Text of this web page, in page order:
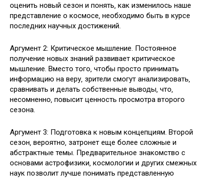
оценить новый сезон и понять‚ как изменилось наше
представление о космосе‚ необходимо быть в курсе
последних научных достижений.
Аргумент 2: Критическое мышление. Постоянное
получение новых знаний развивает критическое
мышление. Вместо того‚ чтобы просто принимать
информацию на веру‚ зрители смогут анализировать‚
сравнивать и делать собственные выводы‚ что‚
несомненно‚ повысит ценность просмотра второго
сезона.
Аргумент 3: Подготовка к новым концепциям. Второй
сезон‚ вероятно‚ затронет еще более сложные и
абстрактные темы. Предварительное знакомство с
основами астрофизики‚ космологии и других смежных
наук позволит лучше понимать представленную